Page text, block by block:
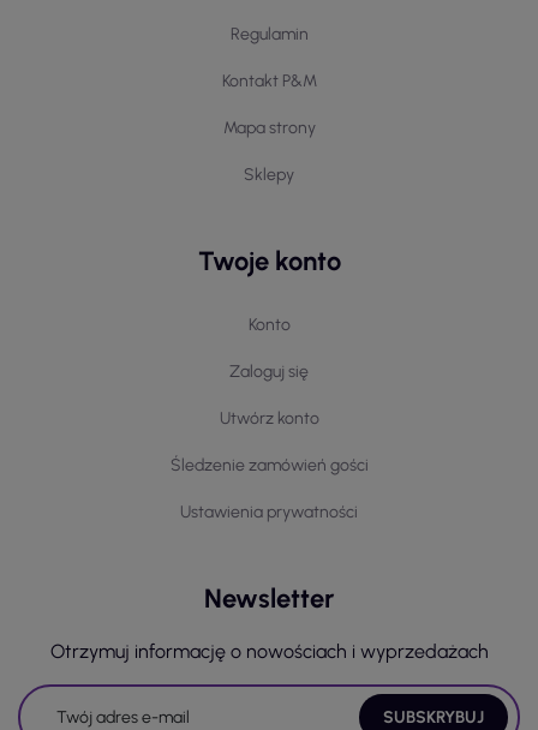
Regulamin
Kontakt P&M
Mapa strony
Sklepy
Twoje konto
Konto
Zaloguj się
Utwórz konto
Śledzenie zamówień gości
Ustawienia prywatności
Newsletter
Otrzymuj informację o nowościach i wyprzedażach